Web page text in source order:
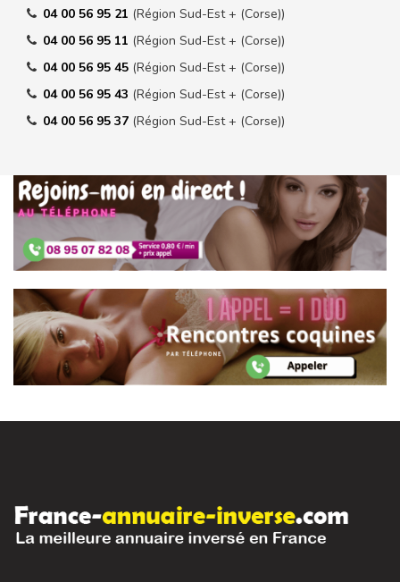
04 00 56 95 21 (Région Sud-Est + (Corse))
04 00 56 95 11 (Région Sud-Est + (Corse))
04 00 56 95 45 (Région Sud-Est + (Corse))
04 00 56 95 43 (Région Sud-Est + (Corse))
04 00 56 95 37 (Région Sud-Est + (Corse))